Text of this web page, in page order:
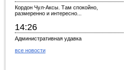
Кордон Чул-Аксы. Там спокойно,
размеренно и интересно...
14:26
Административная удавка
все новости